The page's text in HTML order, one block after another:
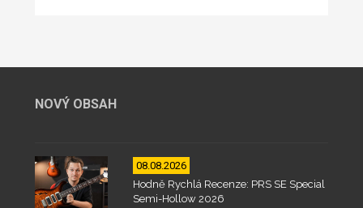
NOVÝ OBSAH
08.08.2026
Hodně Rychlá Recenze: PRS SE Special
Semi-Hollow 2026